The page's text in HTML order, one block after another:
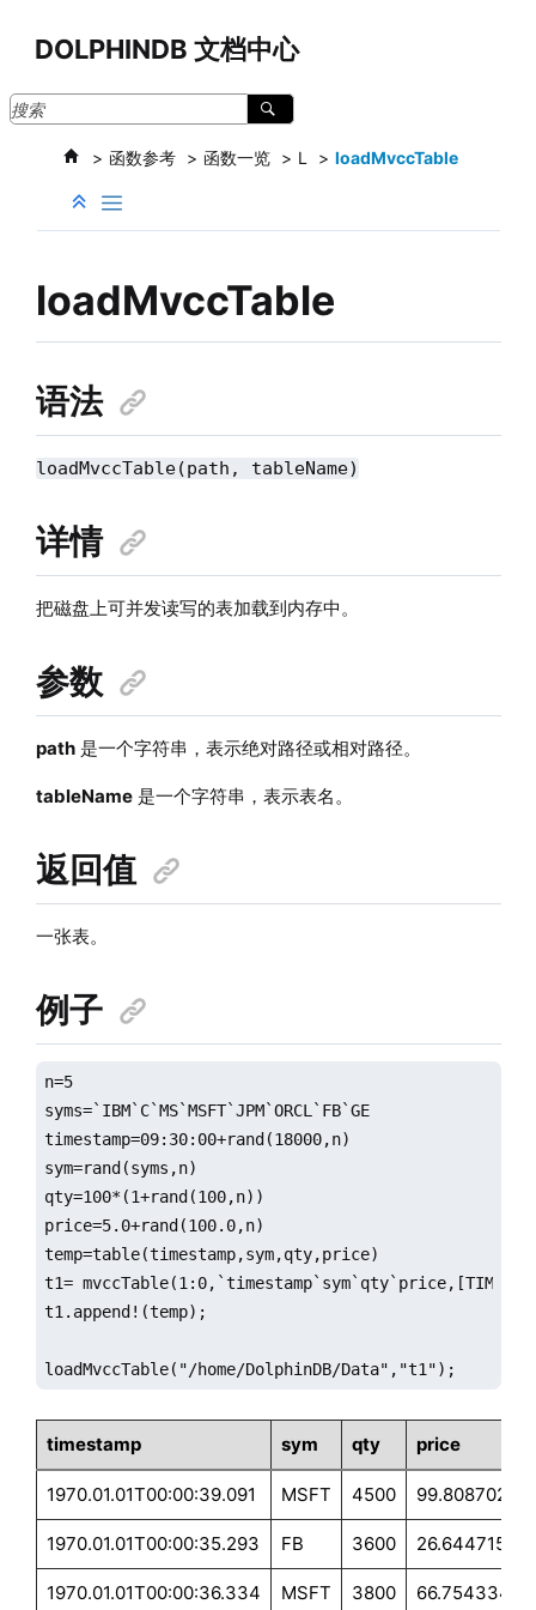
DOLPHINDB 文档中心
函数参考 函数一览 L loadMvccTable
loadMvccTable
语法
loadMvccTable(path, tableName)
详情
把磁盘上可并发读写的表加载到内存中。
参数
path是一个字符串，表示绝对路径或相对路径。
tableName是一个字符串，表示表名。
返回值
一张表。
例子
n=5
syms=`IBM`C`MS`MSFT`JPM`ORCL`FB`GE
timestamp=09:30:00+rand(18000,n)
sym=rand(syms,n)
qty=100*(1+rand(100,n))
price=5.0+rand(100.0,n)
temp=table(timestamp,sym,qty,price)
t1=
t1.append!(temp);
loadMvccTable("/home/DolphinDB/Data","t1");
timestamp sym qty price
1970.01.01T00:00:39.091 MSFT 4500 99.808702
1970.01.01T00:00:35.293 FB 3600 26.644715
1970.01.01T00:00:36.334 MSFT 3800 66.754334